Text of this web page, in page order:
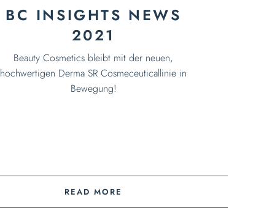
BC INSIGHTS NEWS
2021
Beauty Cosmetics bleibt mit der neuen,
hochwertigen Derma SR Cosmeceuticallinie in
Bewegung!
READ MORE